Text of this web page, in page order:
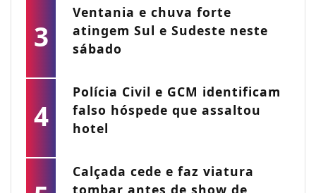
3
Ventania e chuva forte
atingem Sul e Sudeste neste
sábado
4
Polícia Civil e GCM identificam
falso hóspede que assaltou
hotel
Calçada cede e faz viatura
tombar antes de show de